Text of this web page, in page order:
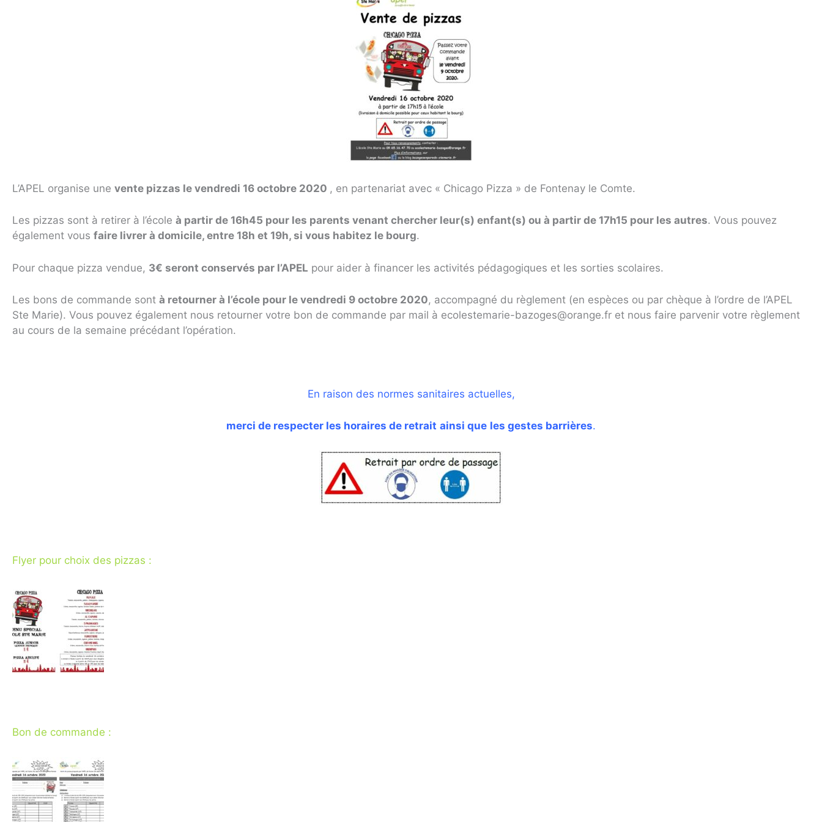
L’APEL organise une vente pizzas le vendredi 16 octobre 2020 , en partenariat avec « Chicago Pizza » de Fontenay le Comte.
Les pizzas sont à retirer à l’école à partir de 16h45 pour les parents venant chercher leur(s) enfant(s) ou à partir de 17h15 pour les autres. Vous pouvez
également vous faire livrer à domicile, entre 18h et 19h, si vous habitez le bourg.
Pour chaque pizza vendue, 3€ seront conservés par l’APEL pour aider à financer les activités pédagogiques et les sorties scolaires.
Les bons de commande sont à retourner à l’école pour le vendredi 9 octobre 2020, accompagné du règlement (en espèces ou par chèque à l’ordre de l’APEL
Ste Marie). Vous pouvez également nous retourner votre bon de commande par mail à ecolestemarie-bazoges@orange.fr et nous faire parvenir votre règlement
au cours de la semaine précédant l’opération.
En raison des normes sanitaires actuelles,
merci de respecter les horaires de retrait ainsi que les gestes barrières.
Flyer pour choix des pizzas :
Bon de commande :